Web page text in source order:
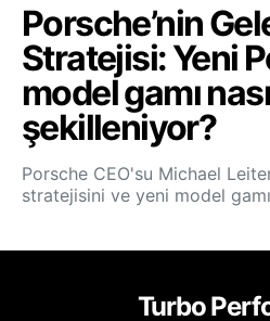
Porsche’nin
Stratejisi: Yeni
model gamı
şekilleniyor?
Porsche CEO'su Michael
stratejisini ve yeni model
Turbo